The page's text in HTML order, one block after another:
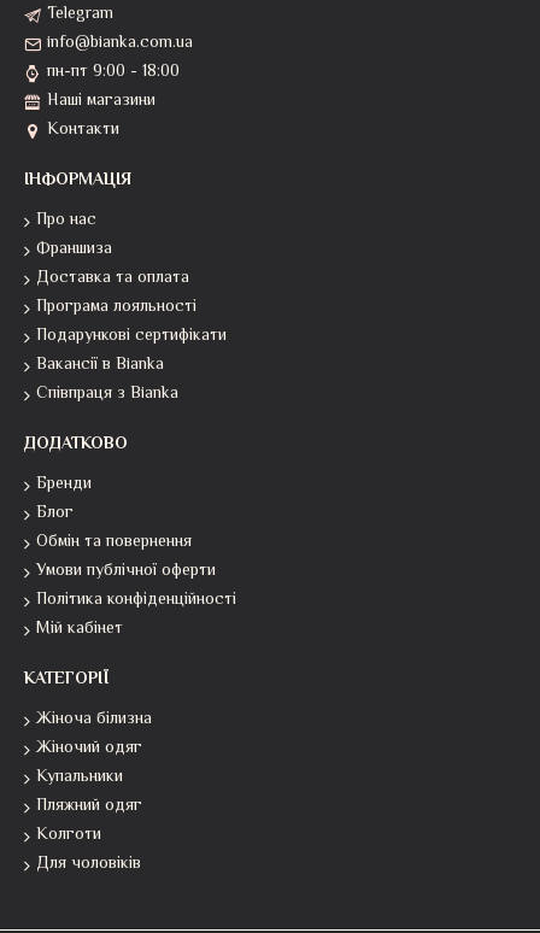
Telegram
info@bianka.com.ua
пн-пт 9:00 - 18:00
Наші магазини
Контакти
ІНФОРМАЦІЯ
Про нас
Франшиза
Доставка та оплата
Програма лояльності
Подарункові сертифікати
Вакансії в Bianka
Співпраця з Bianka
ДОДАТКОВО
Бренди
Блог
Обмін та повернення
Умови публічної оферти
Політика конфіденційності
Мій кабінет
КАТЕГОРІЇ
Жіноча білизна
Жіночий одяг
Купальники
Пляжний одяг
Колготи
Для чоловіків